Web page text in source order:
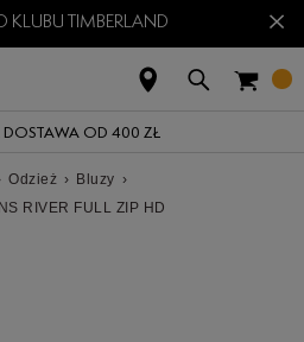
KLUBU TIMBERLAND ×
DOSTAWA OD 400 ZŁ
Odzież › Bluzy ›
RIVER FULL ZIP HD